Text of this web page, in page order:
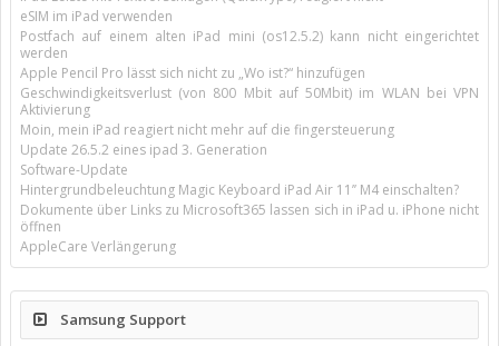
eSIM im iPad verwenden
Postfach auf einem alten iPad mini (os12.5.2) kann nicht eingerichtet
werden
Apple Pencil Pro lässt sich nicht zu „Wo ist?“ hinzufügen
Geschwindigkeitsverlust (von 800 Mbit auf 50Mbit) im WLAN bei VPN
Aktivierung
Moin, mein iPad reagiert nicht mehr auf die fingersteuerung
Update 26.5.2 eines ipad 3. Generation
Software-Update
Hintergrundbeleuchtung Magic Keyboard iPad Air 11’’ M4 einschalten?
Dokumente über Links zu Microsoft365 lassen sich in iPad u. iPhone nicht
öffnen
AppleCare Verlängerung
Samsung Support